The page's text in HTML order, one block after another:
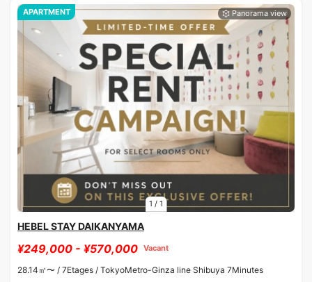
1 / 1
APARTMENT
HEBEL STAY DAIKANYAMA
¥249,000 - ¥570,000 Vacant
28.14㎡〜 / 7Etages / TokyoMetro-Ginza line Shibuya 7Minutes